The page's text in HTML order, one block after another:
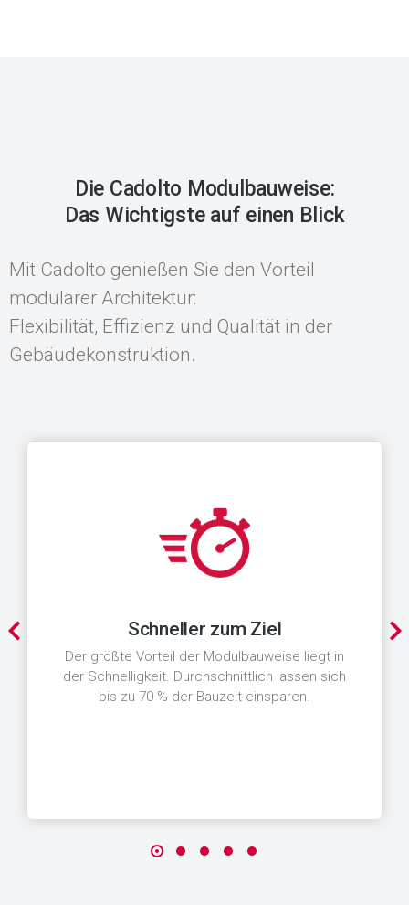
Die Cadolto Modulbauweise:
Das Wichtigste auf einen Blick
Mit Cadolto genießen Sie den Vorteil
modularer Architektur:
Flexibilität, Effizienz und Qualität in der
Gebäudekonstruktion.
Schneller zum Ziel
Der größte Vorteil der Modulbauweise liegt in
der Schnelligkeit. Durchschnittlich lassen sich
bis zu 70 % der Bauzeit einsparen.